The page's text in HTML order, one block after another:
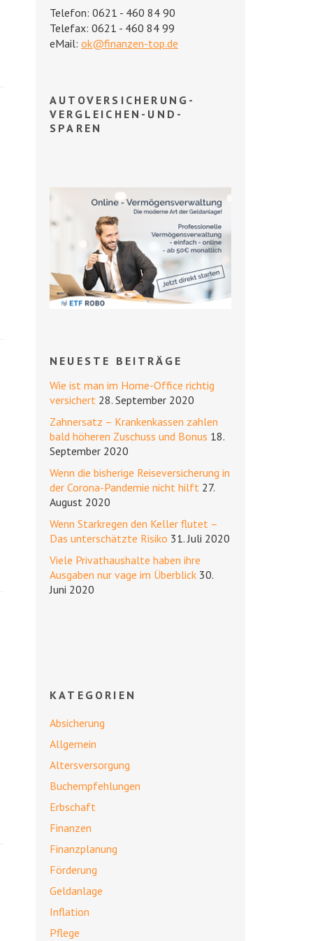
Telefon: 0621 - 460 84 90
Telefax: 0621 - 460 84 99
eMail: ok@finanzen-top.de
AUTOVERSICHERUNG-
VERGLEICHEN-UND-
SPAREN
NEUESTE BEITRÄGE
Wie ist man im Home-Office richtig
versichert 28. September 2020
Zahnersatz – Krankenkassen zahlen
bald höheren Zuschuss und Bonus 18.
September 2020
Wenn die bisherige Reiseversicherung in
der Corona-Pandemie nicht hilft 27.
August 2020
Wenn Starkregen den Keller flutet –
Das unterschätzte Risiko 31. Juli 2020
Viele Privathaushalte haben ihre
Ausgaben nur vage im Überblick 30.
Juni 2020
KATEGORIEN
Absicherung
Allgemein
Altersversorgung
Buchempfehlungen
Erbschaft
Finanzen
Finanzplanung
Förderung
Geldanlage
Inflation
Pflege